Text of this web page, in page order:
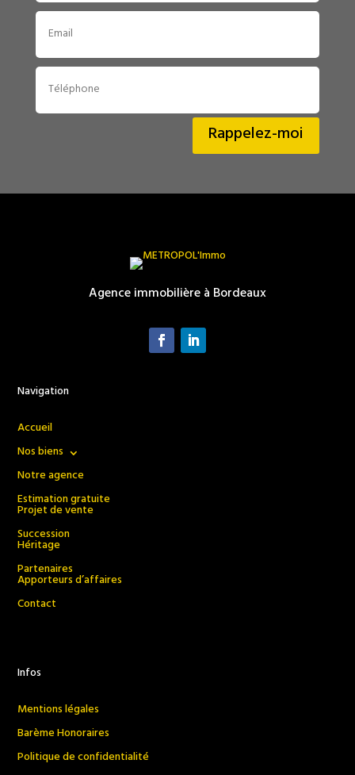
Rappelez-moi
Agence immobilière à Bordeaux
Navigation
Accueil
Nos biens
Notre agence
Estimation gratuite
Projet de vente
Succession
Héritage
Partenaires
Apporteurs d’affaires
Contact
Infos
Mentions légales
Barème Honoraires
Politique de confidentialité